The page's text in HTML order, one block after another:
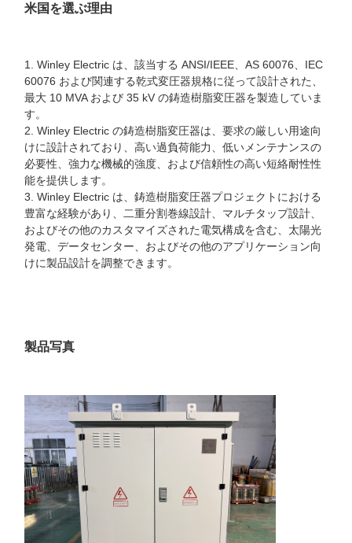
米国を選ぶ理由
1. Winley Electric は、該当する ANSI/IEEE、AS 60076、IEC
60076 および関連する乾式変圧器規格に従って設計された、
最大 10 MVA および 35 kV の鋳造樹脂変圧器を製造していま
す。
2. Winley Electric の鋳造樹脂変圧器は、要求の厳しい用途向
けに設計されており、高い過負荷能力、低いメンテナンスの
必要性、強力な機械的強度、および信頼性の高い短絡耐性性
能を提供します。
3. Winley Electric は、鋳造樹脂変圧器プロジェクトにおける
豊富な経験があり、二重分割巻線設計、マルチタップ設計、
およびその他のカスタマイズされた電気構成を含む、太陽光
発電、データセンター、およびその他のアプリケーション向
けに製品設計を調整できます。
製品写真